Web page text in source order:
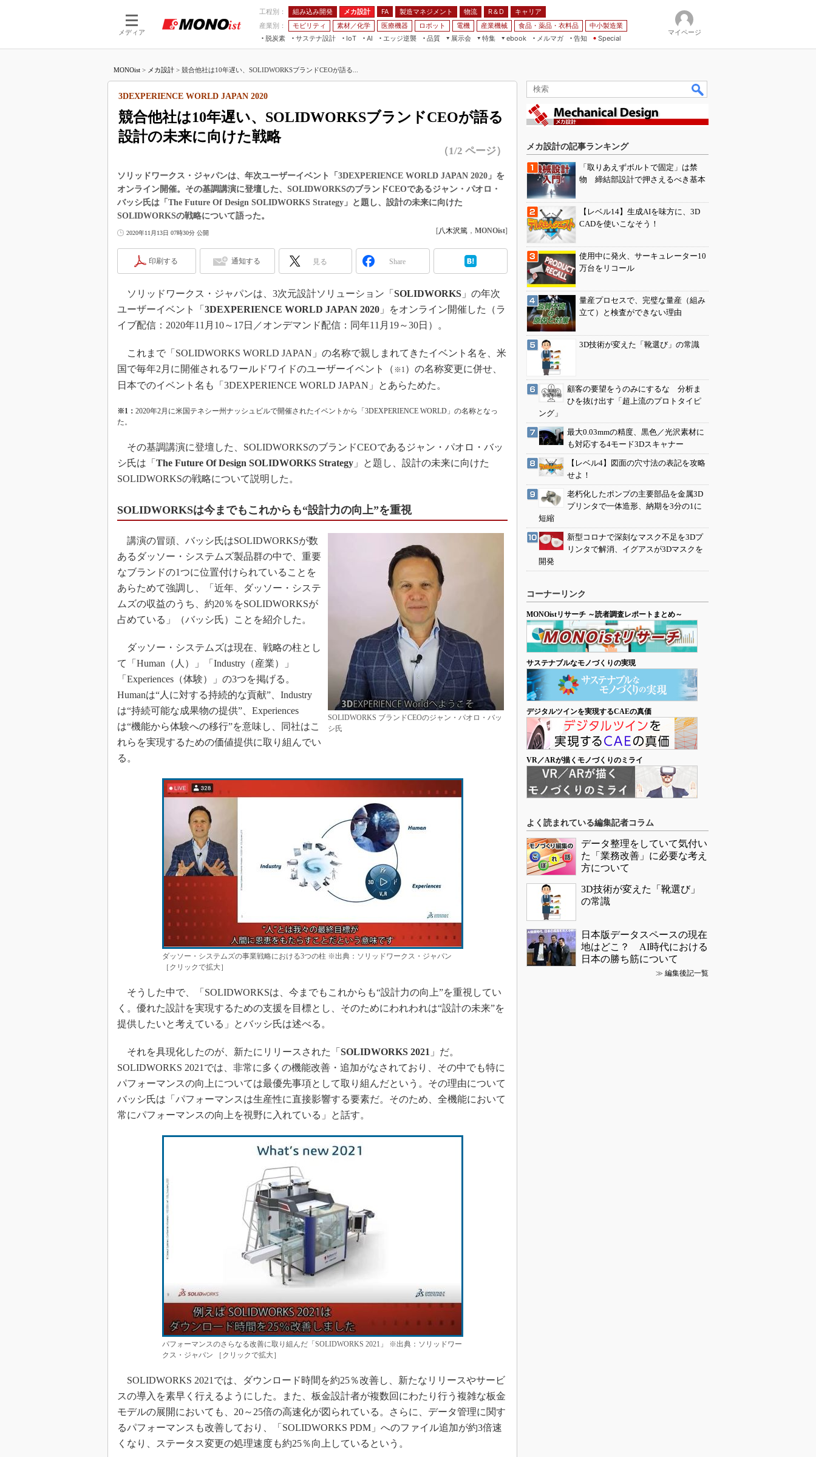
メディア
工程別： 組み込み開発 メカ設計 FA 製造マネジメント 物流 R＆D
キャリア
産業別：
モビリティ 素材／化学 医療機器 ロボット 電機 産業機械 食品・薬品・衣料品
中小製造業
脱炭素
サステナ設計
IoT
つながる工場
AI
AI×設備保全
エッジ逆襲 品質
展示会
JIMTOF
IIFES
TECHNO-FRONTIER
人テク展
スマート工場EXPO
日本ものづくりワールド
AUTOMOTIVE WORLD
特集
VR／AR
フィールドサービス
組み込みモデリング
Windows Embedded
無償設計ツール
3Dプリンタ
デジタルツインとCAE
S＆OP
インダストリー4.0
イノベーション
製造業ビッグデータ
メイドインジャパン
植物工場
海外生産
グローバル設計・開発
ebook
メルマガ
告知 Special
マイページ
MONOist > メカ設計 > 競合他社は10年遅い、SOLIDWORKSブランドCEOが語る...
競合他社は10年遅い、SOLIDWORKSブランドCEOが語る
設計の未来に向けた戦略
3DEXPERIENCE WORLD JAPAN 2020
（1/2 ページ）
ソリッドワークス・ジャパンは、年次ユーザーイベント「3DEXPERIENCE WORLD JAPAN 2020」を
オンライン開催。その基調講演に登壇した、SOLIDWORKSのブランドCEOであるジャン・パオロ・
バッシ氏は「The Future Of Design SOLIDWORKS Strategy」と題し、設計の未来に向けた
SOLIDWORKSの戦略について語った。
2020年11月13日 07時30分 公開 [八木沢篤 ， MONOist]
印刷する 通知する 見る Share
ソリッドワークス・ジャパンは、3次元設計ソリューション「 SOLIDWORKS 」の年次
ユーザーイベント「 3DEXPERIENCE WORLD JAPAN 2020 」をオンライン開催した（ラ
イブ配信：2020年11月10～17日／オンデマンド配信：同年11月19～30日）。
これまで「SOLIDWORKS WORLD JAPAN」の名称で親しまれてきたイベント名を、米
国で毎年2月に開催されるワールドワイドのユーザーイベント（ ※1 ）の名称変更に併せ、
日本でのイベント名も「3DEXPERIENCE WORLD JAPAN」とあらためた。
※1： 2020年2月に米国テネシー州ナッシュビルで開催されたイベントから「3DEXPERIENCE WORLD」の名称となっ
た。
その基調講演に登壇した、SOLIDWORKSのブランドCEOであるジャン・パオロ・バッ
シ氏は「 The Future Of Design SOLIDWORKS Strategy 」と題し、設計の未来に向けた
SOLIDWORKSの戦略について説明した。
SOLIDWORKSは今までもこれからも“設計力の向上”を重視
SOLIDWORKS ブランドCEOのジャン・パオロ・バッ
シ氏
講演の冒頭、バッシ氏はSOLIDWORKSが数
あるダッソー・システムズ製品群の中で、重要
なブランドの1つに位置付けられていることを
あらためて強調し、「近年、ダッソー・システ
ムズの収益のうち、約20％をSOLIDWORKSが
占めている」（バッシ氏）ことを紹介した。
ダッソー・システムズは現在、戦略の柱とし
て「Human（人）」「Industry（産業）」
「Experiences（体験）」の3つを掲げる。
Humanは“人に対する持続的な貢献”、Industry
は“持続可能な成果物の提供”、Experiences
は“機能から体験への移行”を意味し、同社はこ
れらを実現するための価値提供に取り組んでい
る。
ダッソー・システムズの事業戦略における3つの柱 ※出典：ソリッドワークス・ジャパン
［クリックで拡大］
そうした中で、「SOLIDWORKSは、今までもこれからも“設計力の向上”を重視してい
く。優れた設計を実現するための支援を目標とし、そのためにわれわれは“設計の未来”を
提供したいと考えている」とバッシ氏は述べる。
それを具現化したのが、新たにリリースされた「 SOLIDWORKS 2021 」だ。
SOLIDWORKS 2021では、非常に多くの機能改善・追加がなされており、その中でも特に
パフォーマンスの向上については最優先事項として取り組んだという。その理由について
バッシ氏は「パフォーマンスは生産性に直接影響する要素だ。そのため、全機能において
常にパフォーマンスの向上を視野に入れている」と話す。
パフォーマンスのさらなる改善に取り組んだ「SOLIDWORKS 2021」 ※出典：ソリッドワー
クス・ジャパン ［クリックで拡大］
SOLIDWORKS 2021では、ダウンロード時間を約25％改善し、新たなリリースやサービ
スの導入を素早く行えるようにした。また、板金設計者が複数回にわたり行う複雑な板金
モデルの展開においても、20～25倍の高速化が図られている。さらに、データ管理に関す
るパフォーマンスも改善しており、「SOLIDWORKS PDM」へのファイル追加が約3倍速
くなり、ステータス変更の処理速度も約25％向上しているという。
メカ設計の記事ランキング
「取りあえずボルトで固定」は禁
物 締結部設計で押さえるべき基本
【レベル14】生成AIを味方に、3D
CADを使いこなそう！
使用中に発火、サーキュレーター10
万台をリコール
量産プロセスで、完璧な量産（組み
立て）と検査ができない理由
3D技術が変えた「靴選び」の常識
顧客の要望をうのみにするな 分析ま
ひを抜け出す「超上流のプロトタイピ
ング」
最大0.03mmの精度、黒色／光沢素材に
も対応する4モード3Dスキャナー
【レベル4】図面の穴寸法の表記を攻略
せよ！
老朽化したポンプの主要部品を金属3D
プリンタで一体造形、納期を3分の1に
短縮
新型コロナで深刻なマスク不足を3Dプ
リンタで解消、イグアスが3Dマスクを
開発
コーナーリンク
MONOistリサーチ ～読者調査レポートまとめ～
サステナブルなモノづくりの実現
デジタルツインを実現するCAEの真価
VR／ARが描くモノづくりのミライ
よく読まれている編集記者コラム
データ整理をしていて気付い
た「業務改善」に必要な考え
方について
3D技術が変えた「靴選び」
の常識
日本版データスペースの現在
地はどこ？ AI時代における
日本の勝ち筋について
≫ 編集後記一覧